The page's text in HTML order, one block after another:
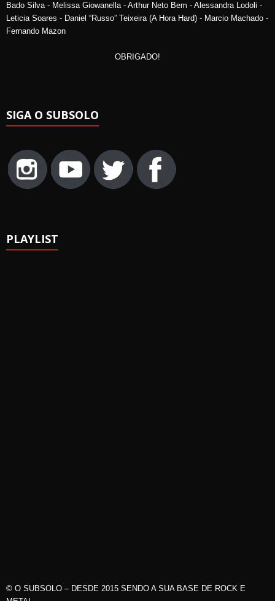
Bado Silva - Melissa Giowanella - Arthur Neto Bem - Alessandra Lodoli -
Leticia Soares - Daniel “Russo” Teixeira (A Hora Hard) - Marcio Machado -
Fernando Mazon
OBRIGADO!
SIGA O SUBSOLO
PLAYLIST
© O SUBSOLO – DESDE 2015 SENDO A SUA BASE DE ROCK E